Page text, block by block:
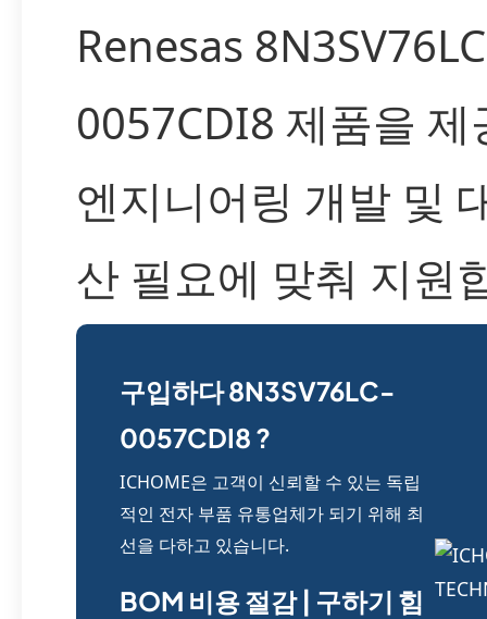
Renesas
0057CDI8 제품을 제
엔지니어링 개발 및
산 필요에 맞춰 지원
구입하다 8N3SV76LC-
0057CDI8 ?
ICHOME은 고객이 신뢰할 수 있는 독립
적인 전자 부품 유통업체가 되기 위해 최
선을 다하고 있습니다.
BOM 비용 절감 | 구하기 힘